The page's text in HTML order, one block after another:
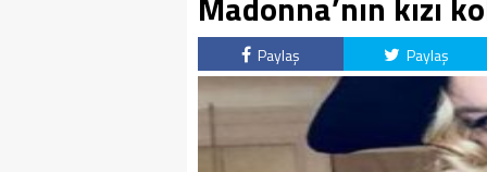
Paylaş Paylaş